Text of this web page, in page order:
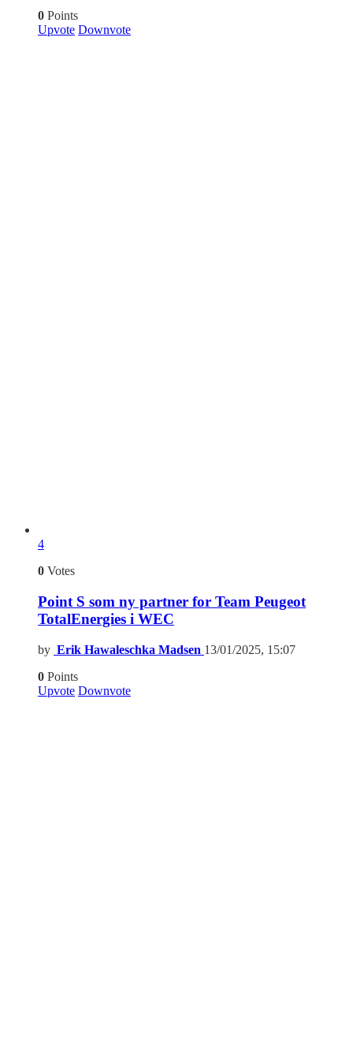
0 Points
Upvote Downvote
4
0 Votes
Point S som ny partner for Team Peugeot
TotalEnergies i WEC
by Erik Hawaleschka Madsen 13/01/2025, 15:07
0 Points
Upvote Downvote